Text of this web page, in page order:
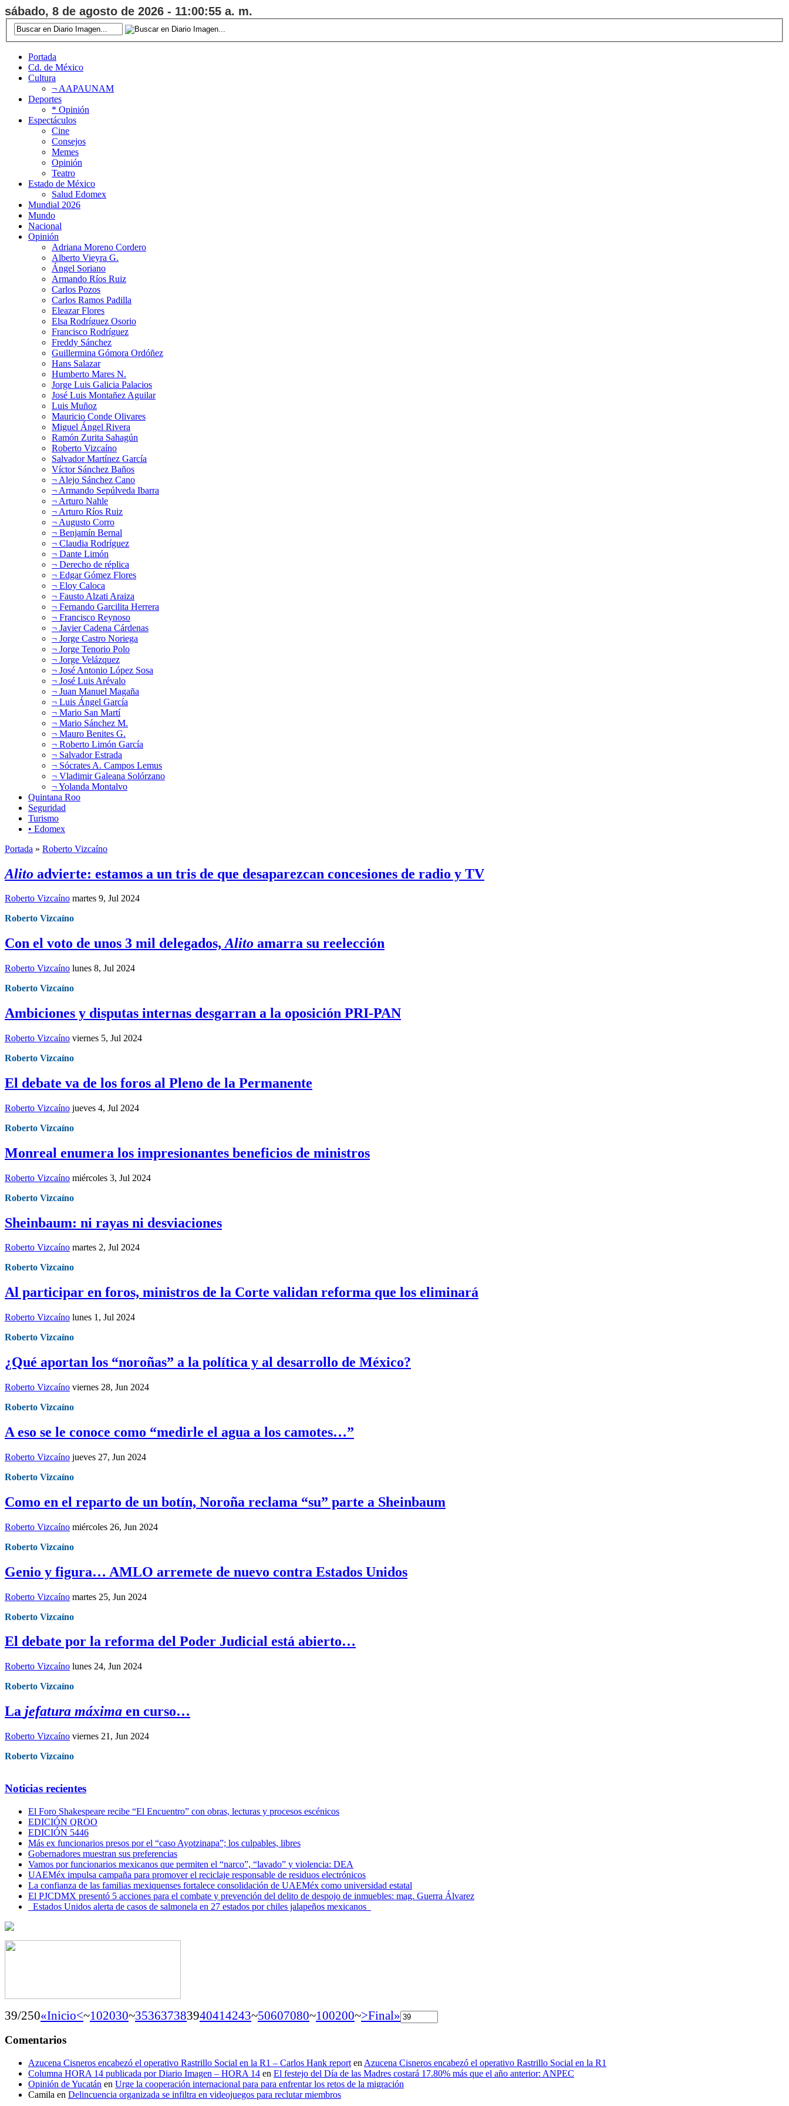
sábado, 8 de agosto de 2026 - 11:00:56 a. m.
Portada
Cd. de México
Cultura
¬ AAPAUNAM
Deportes
* Opinión
Espectáculos
Cine
Consejos
Memes
Opinión
Teatro
Estado de México
Salud Edomex
Mundial 2026
Mundo
Nacional
Opinión
Adriana Moreno Cordero
Alberto Vieyra G.
Ángel Soriano
Armando Ríos Ruiz
Carlos Pozos
Carlos Ramos Padilla
Eleazar Flores
Elsa Rodríguez Osorio
Francisco Rodríguez
Freddy Sánchez
Guillermina Gómora Ordóñez
Hans Salazar
Humberto Mares N.
Jorge Luis Galicia Palacios
José Luis Montañez Aguilar
Luis Muñoz
Mauricio Conde Olivares
Miguel Ángel Rivera
Ramón Zurita Sahagún
Roberto Vizcaíno
Salvador Martínez García
Víctor Sánchez Baños
¬ Alejo Sánchez Cano
¬ Armando Sepúlveda Ibarra
¬ Arturo Nahle
¬ Arturo Ríos Ruiz
¬ Augusto Corro
¬ Benjamín Bernal
¬ Claudia Rodríguez
¬ Dante Limón
¬ Derecho de réplica
¬ Edgar Gómez Flores
¬ Eloy Caloca
¬ Fausto Alzati Araiza
¬ Fernando Garcilita Herrera
¬ Francisco Reynoso
¬ Javier Cadena Cárdenas
¬ Jorge Castro Noriega
¬ Jorge Tenorio Polo
¬ Jorge Velázquez
¬ José Antonio López Sosa
¬ José Luis Arévalo
¬ Juan Manuel Magaña
¬ Luis Ángel García
¬ Mario San Martí
¬ Mario Sánchez M.
¬ Mauro Benites G.
¬ Roberto Limón García
¬ Salvador Estrada
¬ Sócrates A. Campos Lemus
¬ Vladimir Galeana Solórzano
¬ Yolanda Montalvo
Quintana Roo
Seguridad
Turismo
• Edomex
Portada » Roberto Vizcaíno
Alito advierte: estamos a un tris de que desaparezcan concesiones de radio y TV
Roberto Vizcaíno martes 9, Jul 2024
Roberto Vizcaíno
Con el voto de unos 3 mil delegados,Alito amarra su reelección
Roberto Vizcaíno lunes 8, Jul 2024
Roberto Vizcaíno
Ambiciones y disputas internas desgarran a la oposición PRI-PAN
Roberto Vizcaíno viernes 5, Jul 2024
Roberto Vizcaíno
El debate va de los foros al Pleno de la Permanente
Roberto Vizcaíno jueves 4, Jul 2024
Roberto Vizcaíno
Monreal enumera los impresionantes beneficios de ministros
Roberto Vizcaíno miércoles 3, Jul 2024
Roberto Vizcaíno
Sheinbaum: ni rayas ni desviaciones
Roberto Vizcaíno martes 2, Jul 2024
Roberto Vizcaíno
Al participar en foros, ministros de la Corte validan reforma que los eliminará
Roberto Vizcaíno lunes 1, Jul 2024
Roberto Vizcaíno
¿Qué aportan los “noroñas” a la política y al desarrollo de México?
Roberto Vizcaíno viernes 28, Jun 2024
Roberto Vizcaíno
A eso se le conoce como “medirle el agua a los camotes…”
Roberto Vizcaíno jueves 27, Jun 2024
Roberto Vizcaíno
Como en el reparto de un botín, Noroña reclama “su” parte a Sheinbaum
Roberto Vizcaíno miércoles 26, Jun 2024
Roberto Vizcaíno
Genio y figura… AMLO arremete de nuevo contra Estados Unidos
Roberto Vizcaíno martes 25, Jun 2024
Roberto Vizcaíno
El debate por la reforma del Poder Judicial está abierto…
Roberto Vizcaíno lunes 24, Jun 2024
Roberto Vizcaíno
La jefatura máxima en curso…
Roberto Vizcaíno viernes 21, Jun 2024
Roberto Vizcaíno
Noticias recientes
El Foro Shakespeare recibe “El Encuentro” con obras, lecturas y procesos escénicos
EDICIÓN QROO
EDICIÓN 5446
Más ex funcionarios presos por el “caso Ayotzinapa”; los culpables, libres
Gobernadores muestran sus preferencias
Vamos por funcionarios mexicanos que permiten el “narco”, “lavado” y violencia: DEA
UAEMéx impulsa campaña para promover el reciclaje responsable de residuos electrónicos
La confianza de las familias mexiquenses fortalece consolidación de UAEMéx como universidad estatal
El PJCDMX presentó 5 acciones para el combate y prevención del delito de despojo de inmuebles: mag. Guerra Álvarez
Estados Unidos alerta de casos de salmonela en 27 estados por chiles jalapeños mexicanos
39/250«Inicio<~102030~353637383940414243~50607080~100200~>Final»
Comentarios
Azucena Cisneros encabezó el operativo Rastrillo Social en la R1 – Carlos Hank report en Azucena Cisneros encabezó el operativo Rastrillo Social en la R1
Columna HORA 14 publicada por Diario Imagen – HORA 14 en El festejo del Día de las Madres costará 17.80% más que el año anterior: ANPEC
Opinión de Yucatán en Urge la cooperación internacional para para enfrentar los retos de la migración
Camila en Delincuencia organizada se infiltra en videojuegos para reclutar miembros